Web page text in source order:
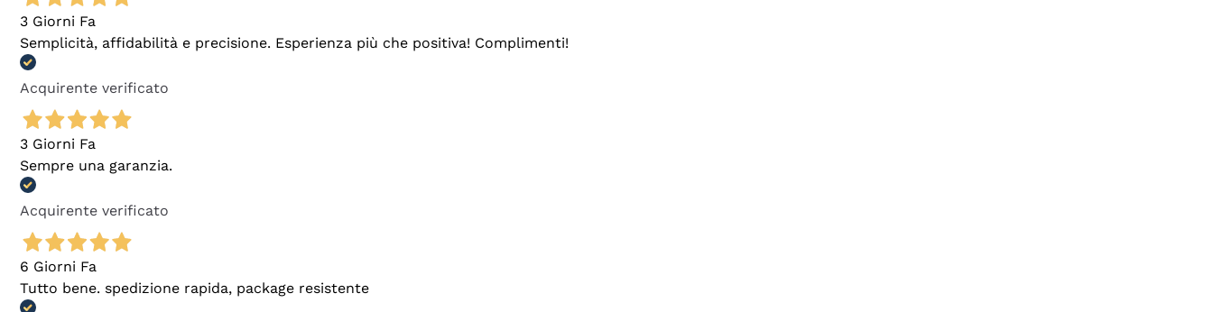
3 Giorni Fa
Semplicità, affidabilità e precisione. Esperienza più che positiva! Complimenti!
Acquirente verificato
3 Giorni Fa
Sempre una garanzia.
Acquirente verificato
6 Giorni Fa
Tutto bene. spedizione rapida, package resistente